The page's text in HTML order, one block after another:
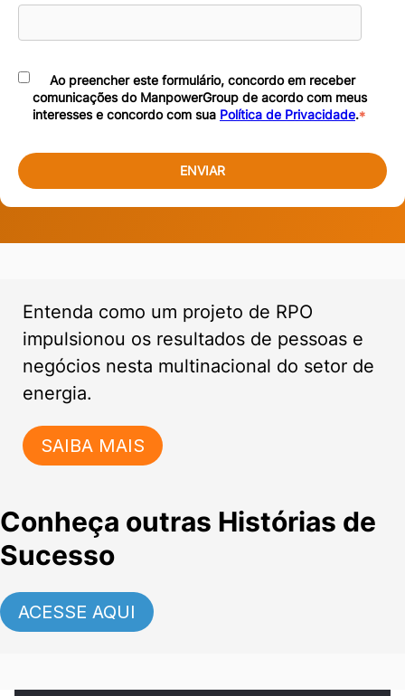
Ao preencher este formulário, concordo em receber
comunicações do ManpowerGroup de acordo com meus
interesses e concordo com sua Política de Privacidade.*
Entenda como um projeto de RPO
impulsionou os resultados de pessoas e
negócios nesta multinacional do setor de
energia.
SAIBA MAIS
Conheça outras Histórias de
Sucesso
ACESSE AQUI